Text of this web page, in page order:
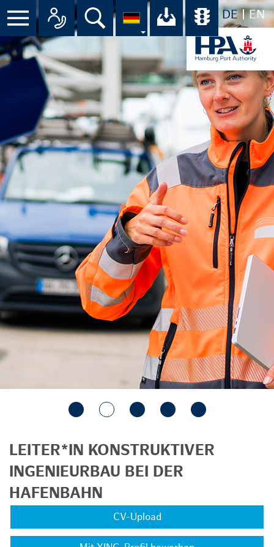
DE EN
Menü Alle Ansprechpartner im
Suche Ihr Download-
LEITER*IN KONSTRUKTIVER
INGENIEURBAU BEI DER
HAFENBAHN
CV-Upload